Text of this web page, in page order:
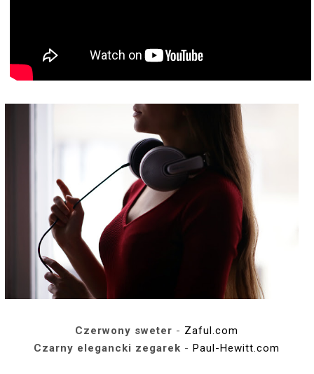
Czerwony sweter - Zaful.com
Czarny elegancki zegarek -Paul-Hewitt.com